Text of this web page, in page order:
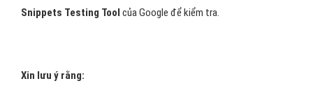
Snippets Testing Tool của Google để kiểm tra.
Xin lưu ý rằng: